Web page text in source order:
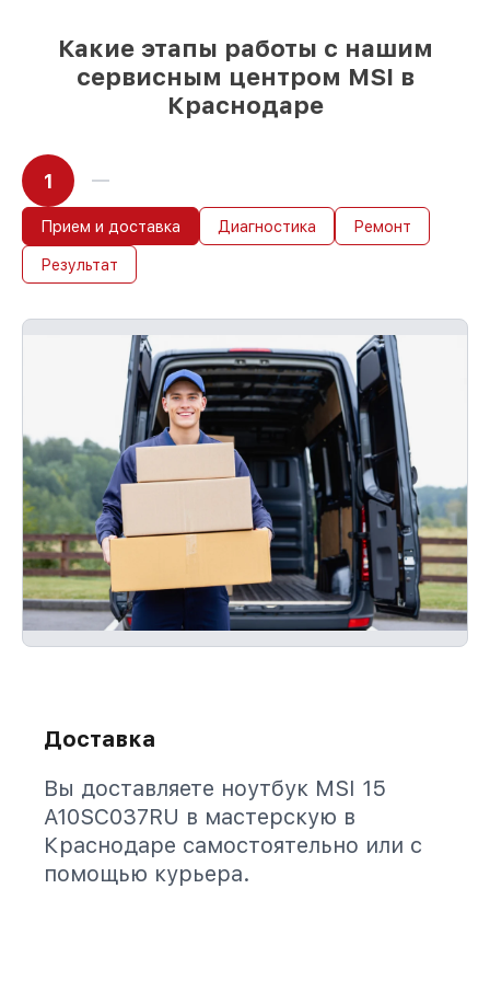
Какие этапы работы с нашим
сервисным центром MSI в
Краснодаре
1
Прием и доставка Диагностика Ремонт
Результат
Доставка
Вы доставляете ноутбук MSI 15
A10SC037RU в мастерскую в
Краснодаре самостоятельно или с
помощью курьера.